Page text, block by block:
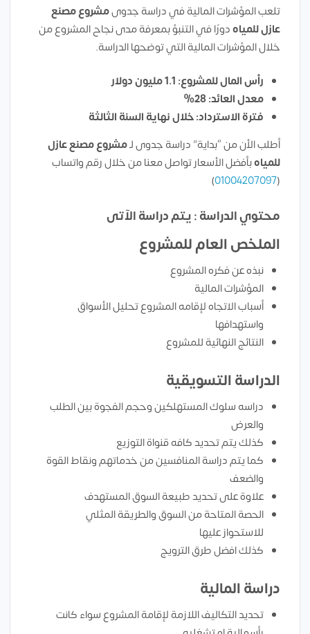
تلعب المؤشرات المالية في دراسة جدوىمشروع مصنع
عازل للمياهدورًا في التنبؤ بمعرفة مدى نجاح المشروع من
خلال المؤشرات المالية التي توضحها الدراسة.
رأس المال للمشروع: 1.1 مليون دولار
معدل العائد: 28%
فترة الاسترداد: خلال نهاية السنة الثالثة
أطلب الأن من “بداية” دراسة جدوى لـمشروع مصنع عازل
للمياهبأفضل الأسعار تواصل معنا من خلال رقم واتساب
(
01004207097
)
محتوي الدراسة : يتم دراسة الآتى
الملخص العام للمشروع
نبذه عن فكره المشروع
المؤشرات المالية
أسباب الاتجاه لإقامه المشروع تحليل الأسواق
واستهدافها
النتائج النهائية للمشروع
الدراسة التسويقية
دراسه سلوك المستهلكين وحجم الفجوة بين الطلب
والعرض
كذلك يتم تحديد كافه قنواة التوزيع
كما يتم دراسة المنافسين من خدماتهم ونقاط القوة
والضعف
علاوة على تحديد طبيعة السوق المستهدف
الحصة المتاحة من السوق والطريقة المثلي
للاستحواز عليها
كذلك افضل طرق الترويج
دراسة المالية
تحديد التكاليف اللازمة لإقامة المشروع سواء كانت